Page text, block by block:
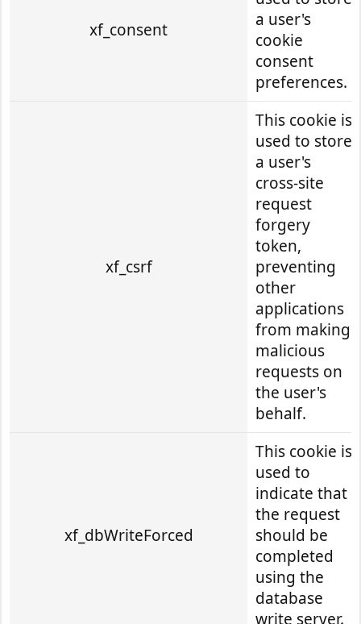
xf_consent
a user's
cookie
consent
preferences.
xf_csrf
This cookie is
used to store
a user's
cross-site
request
forgery
token,
preventing
other
applications
from making
malicious
requests on
the user's
behalf.
xf_dbWriteForced
This cookie is
used to
indicate that
the request
should be
completed
using the
database
write server.